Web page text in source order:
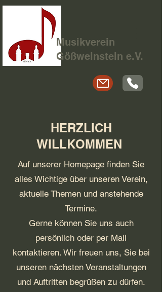
Musikverein
Gößweinstein e.V.
HERZLICH
WILLKOMMEN
​Auf unserer Homepage finden Sie
alles Wichtige über unseren Verein,
aktuelle Themen und anstehende
Termine.
Gerne können Sie uns auch
persönlich oder per Mail
kontaktieren. Wir freuen uns, Sie bei
unseren nächsten Veranstaltungen
und Auftritten begrüßen zu dürfen.